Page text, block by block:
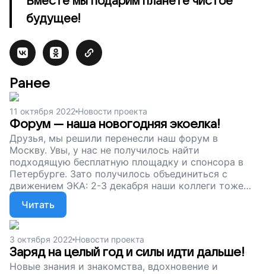
будущее!
Ранее
11 октября 2022 Новости проекта
Форум — наша новогодняя экоелка!
Друзья, мы решили перенесли наш форум в
Москву. Увы, у нас не получилось найти
подходящую бесплатную площадку и спонсора в
Петербурге. Зато получилось объединиться с
движением ЭКА: 2-3 декабря наши коллеги тоже
проводят форум — будет насыщенная и полезная
сборная программа. А пока наш сбор
продолжается. Поддержите проект. Вклад каждого
важен, ведь это вклад в будущее планеты!
Читать
3 октября 2022 Новости проекта
Заряд на целый год и силы идти дальше!
Новые знания и знакомства, вдохновение и